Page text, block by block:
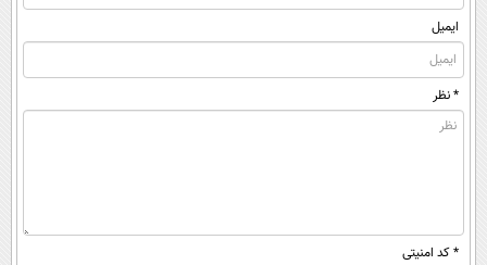
ایمیل
* نظر
* کد امنیتی